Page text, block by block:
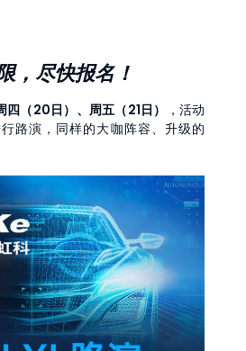
，尽快报名！
四（20日）、周五（21日）
，活动
路演，同样的大咖阵容、升级的